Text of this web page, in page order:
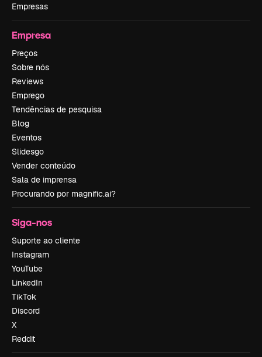
Empresas
Empresa
Preços
Sobre nós
Reviews
Emprego
Tendências de pesquisa
Blog
Eventos
Slidesgo
Vender conteúdo
Sala de imprensa
Procurando por magnific.ai?
Siga-nos
Suporte ao cliente
Instagram
YouTube
LinkedIn
TikTok
Discord
X
Reddit